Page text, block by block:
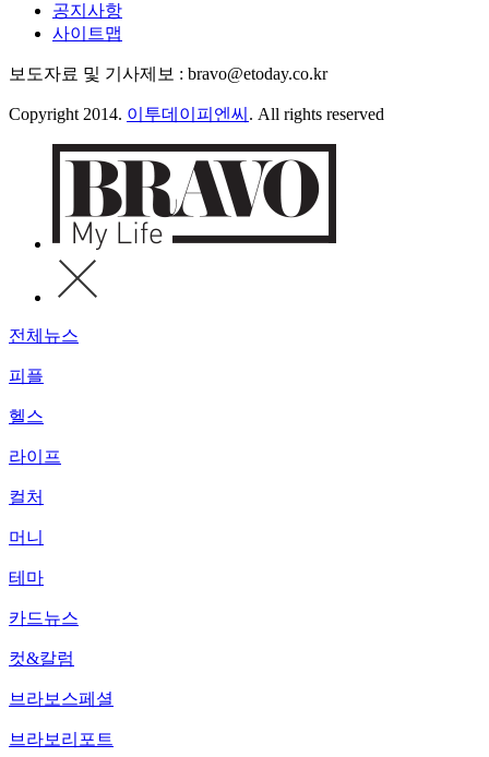
공지사항
사이트맵
보도자료 및 기사제보 : bravo@etoday.co.kr
Copyright 2014. 이투데이피엔씨 . All rights reserved
전체뉴스
피플
헬스
라이프
컬처
머니
테마
카드뉴스
컷&칼럼
브라보스페셜
브라보리포트